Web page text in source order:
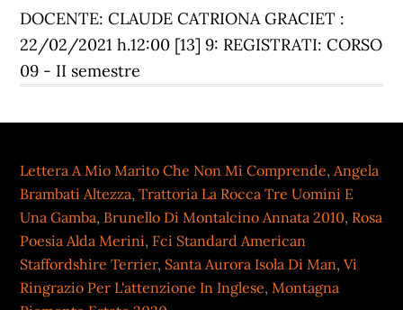
DOCENTE: CLAUDE CATRIONA GRACIET :
22/02/2021 h.12:00 [13] 9: REGISTRATI: CORSO
09 - II semestre
Lettera A Mio Marito Che Non Mi Comprende,Angela
Brambati Altezza,Trattoria La Rocca Tre Uomini E
Una Gamba, Brunello Di Montalcino Annata 2010, Rosa
Poesia Alda Merini, Fci Standard American
Staffordshire Terrier, Santa Aurora Isola Di Man,Vi
Ringrazio Per L'attenzione In Inglese,Montagna